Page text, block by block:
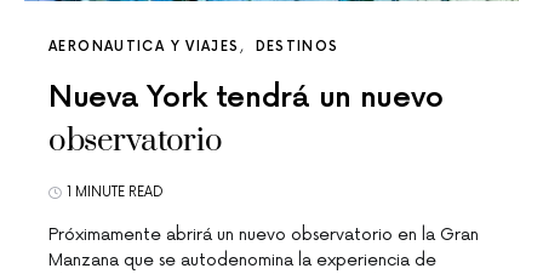
AERONAUTICA Y VIAJES DESTINOS
Nueva York tendrá un nuevo
observatorio
1 MINUTE READ
Próximamente abrirá un nuevo observatorio en la Gran
Manzana que se autodenomina la experiencia de